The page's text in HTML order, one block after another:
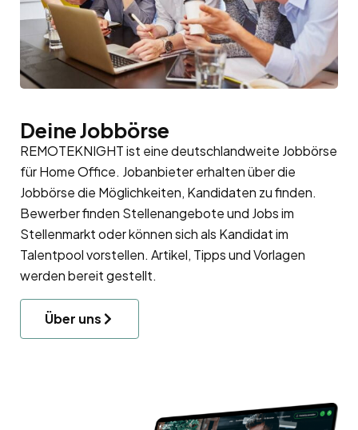
Deine Jobbörse
REMOTEKNIGHT ist eine deutschlandweite Jobbörse
für Home Office. Jobanbieter erhalten über die
Jobbörse die Möglichkeiten, Kandidaten zu finden.
Bewerber finden Stellenangebote und Jobs im
Stellenmarkt oder können sich als Kandidat im
Talentpoolvorstellen. Artikel, Tipps und Vorlagen
werden bereit gestellt.
Über uns